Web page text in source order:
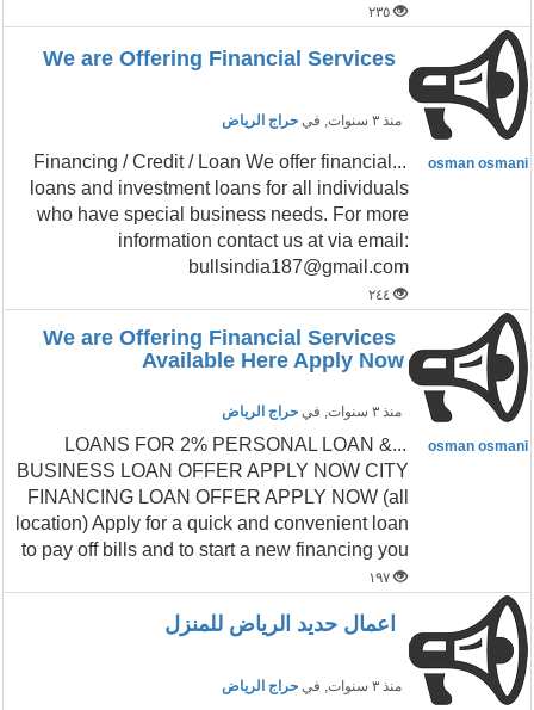
٢٣٥
منذ ٣ سنوات , في حراج الرياض
osman osmani
...Financing / Credit / Loan We offer financial
loans and investment loans for all individuals
who have special business needs. For more
information contact us at via email:
bullsindia187@gmail.com
٢٤٤
We are Offering Financial Services
Available Here Apply Now
منذ ٣ سنوات , في حراج الرياض
osman osmani
...LOANS FOR 2% PERSONAL LOAN &
BUSINESS LOAN OFFER APPLY NOW CITY
FINANCING LOAN OFFER APPLY NOW (all
location) Apply for a quick and convenient loan
to pay off bills and to start a new financing you
١٩٧
اعمال حديد الرياض للمنزل
منذ ٣ سنوات , في حراج الرياض